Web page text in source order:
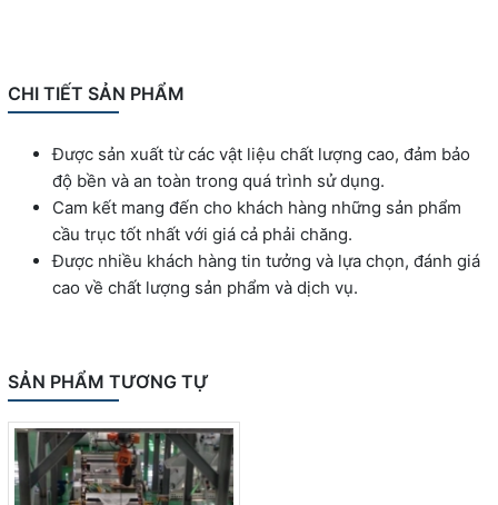
CHI TIẾT SẢN PHẨM
Được sản xuất từ các vật liệu chất lượng cao, đảm bảo
độ bền và an toàn trong quá trình sử dụng.
Cam kết mang đến cho khách hàng những sản phẩm
cầu trục tốt nhất với giá cả phải chăng.
Được nhiều khách hàng tin tưởng và lựa chọn, đánh giá
cao về chất lượng sản phẩm và dịch vụ.
SẢN PHẨM TƯƠNG TỰ